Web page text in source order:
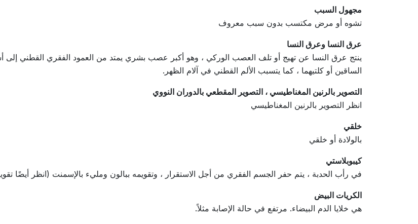
مجهول السبب
تشوه أو مرض مكتسب بدون سبب معروف
عرق النسا وعرق النسا
ينتج عرق النسا عن تهيج أو تلف العصب الوركي ، وهو أكبر عصب بشري يمتد من العمود الفقري القطني
الساقين أو كلتيهما ، كما يتسبب الألم القطني في آلام الظهر.
التصوير بالرنين المغناطيسي ، التصوير المقطعي بالدوران النووي
انظر التصوير بالرنين المغناطيسي
خلقي
بالولادة أو خلقي
كيبوبلاستي
في رأب الحدبة ، يتم حفر الجسم الفقري من أجل الاستقرار ، وتقويمه ببالون ومليء بالإسمنت (انظر أيضًا
الكريات البيض
هي خلايا الدم البيضاء. مرتفع في حالة الإصابة مثلاً.